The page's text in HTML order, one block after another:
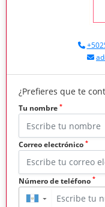
¿Prefieres que te
Tu nombre *
Correo electrónico *
Número de teléfono *
▼